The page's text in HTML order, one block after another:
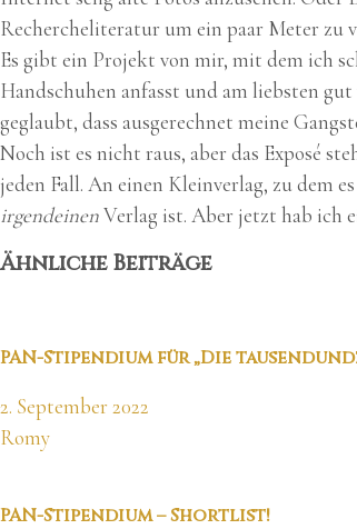
Rechercheliteratur um ein paar Meter zu
Es gibt ein Projekt von mir, mit dem ich
Handschuhen anfasst und am liebsten
geglaubt, dass ausgerechnet meine
Noch ist es nicht raus, aber das Exposé
jeden Fall. An einen Kleinverlag, zu dem
irgendeinenVerlag ist. Aber jetzt hab ich
Ähnliche Beiträge
PAN-Stipendium für „Die
2. September 2022
Romy
PAN-Stipendium – Shortlist!